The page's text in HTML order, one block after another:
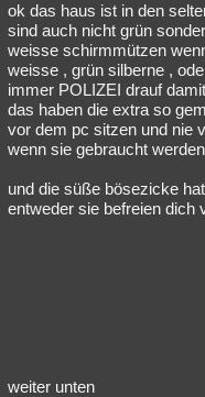
ok das haus ist in den
sind auch nicht grün
weisse schirmmützen
weisse , grün silberne ,
immer POLIZEI drauf
das haben die extra so
vor dem pc sitzen und nie
wenn sie gebraucht werden
und die süße bösezicke
entweder sie befreien dich
weiter unten